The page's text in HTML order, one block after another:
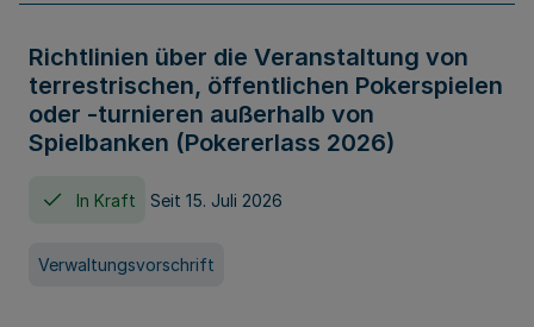
Richtlinien über die Veranstaltung von
terrestrischen, öffentlichen Pokerspielen
oder -turnieren außerhalb von
Spielbanken (Pokererlass 2026)
In Kraft Seit 15. Juli 2026
Verwaltungsvorschrift